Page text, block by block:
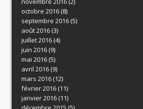
octobre 2016(8)
septembre 2016(5)
août 2016(3)
juillet 2016(4)
juin 2016(9)
mai 2016(5)
avril 2016(9)
mars 2016(12)
février 2016(11)
janvier 2016(11)